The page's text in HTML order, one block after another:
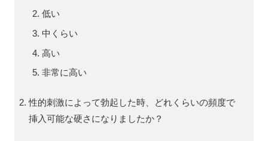
低い
中くらい
高い
非常に高い
性的刺激によって勃起した時、どれくらいの頻度で
挿入可能な硬さになりましたか？